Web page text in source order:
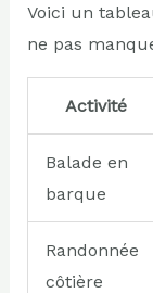
Voici un
ne pas
Activité
Balade en
barque
Randonnée
côtière